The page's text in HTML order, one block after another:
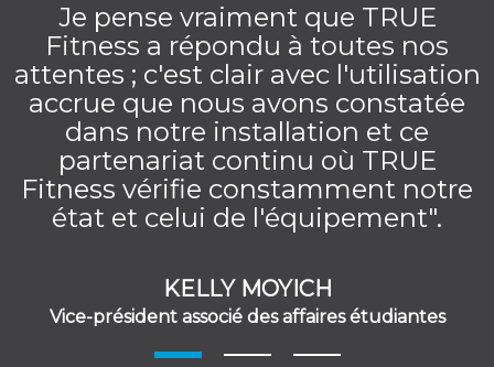
Je pense vraiment que TRUE
Fitness a répondu à toutes nos
attentes ; c'est clair avec l'utilisation
accrue que nous avons constatée
dans notre installation et ce
partenariat continu où TRUE
Fitness vérifie constamment notre
état et celui de l'équipement".
KELLY MOYICH
Vice-président associé des affaires étudiantes